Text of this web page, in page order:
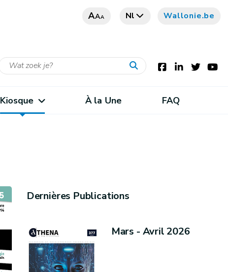
AAA Nl Wallonie.be
Kiosque À la Une FAQ
Dernières Publications
Mars - Avril 2026